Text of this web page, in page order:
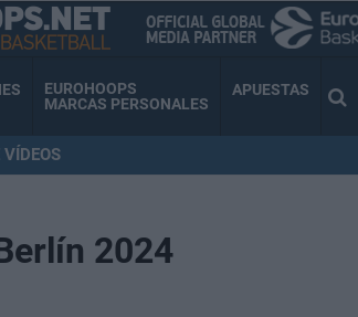
EUROHOOPS
MARCAS PERSONALES
APUESTAS
2024